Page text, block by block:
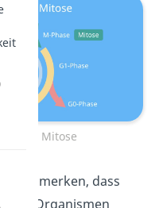
der Mitose
dabei merken, dass
bei Organismen